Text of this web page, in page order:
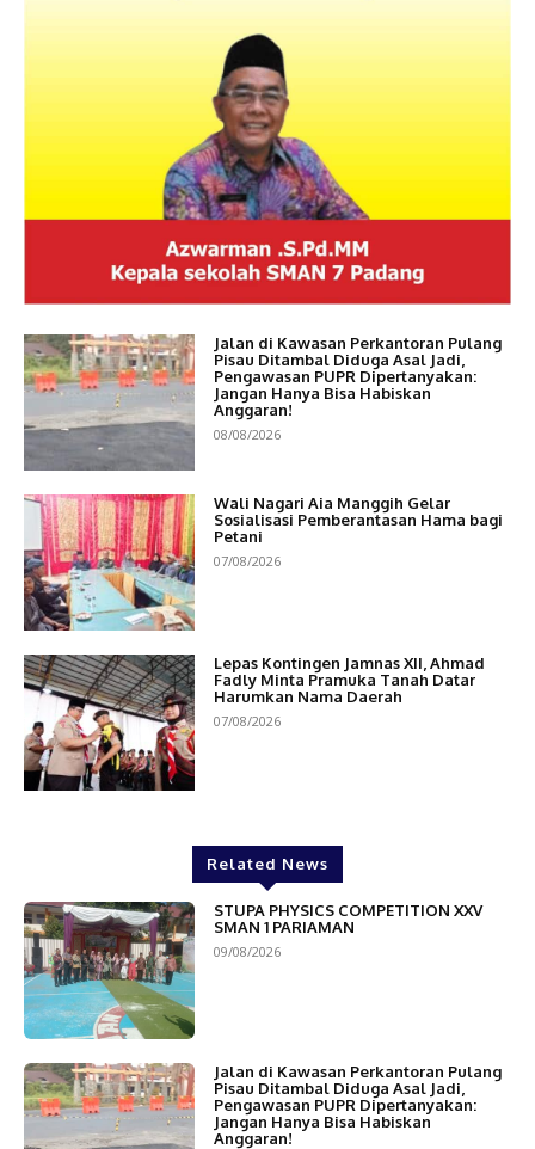
Jalan di Kawasan Perkantoran Pulang
Pisau Ditambal Diduga Asal Jadi,
Pengawasan PUPR Dipertanyakan:
Jangan Hanya Bisa Habiskan
Anggaran!
08/08/2026
Wali Nagari Aia Manggih Gelar
Sosialisasi Pemberantasan Hama bagi
Petani
07/08/2026
Lepas Kontingen Jamnas XII, Ahmad
Fadly Minta Pramuka Tanah Datar
Harumkan Nama Daerah
07/08/2026
Related News
STUPA PHYSICS COMPETITION XXV
SMAN 1 PARIAMAN
09/08/2026
Jalan di Kawasan Perkantoran Pulang
Pisau Ditambal Diduga Asal Jadi,
Pengawasan PUPR Dipertanyakan:
Jangan Hanya Bisa Habiskan
Anggaran!